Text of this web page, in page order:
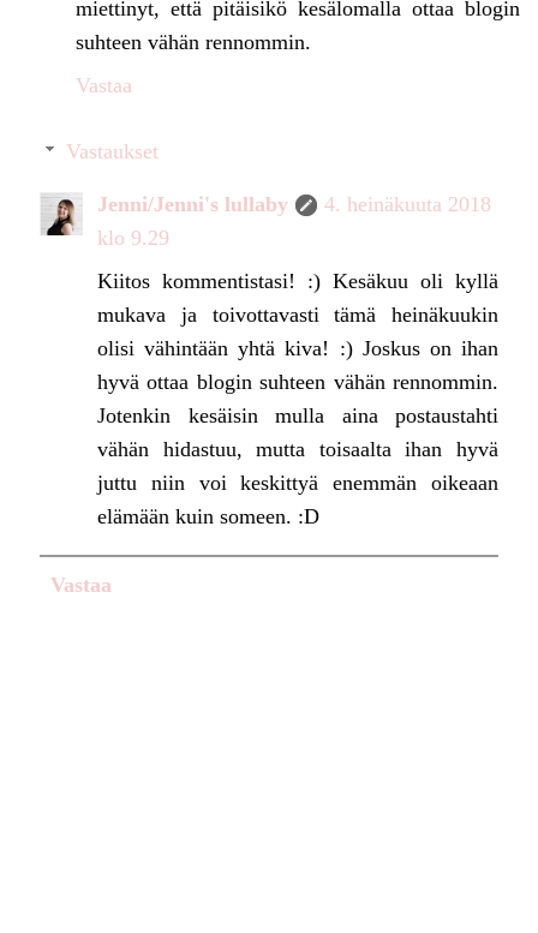
miettinyt, että pitäisikö kesälomalla ottaa blogin
suhteen vähän rennommin.
Vastaa
Vastaukset
Jenni/Jenni's lullaby
4. heinäkuuta 2018
klo 9.29
Kiitos kommentistasi! :) Kesäkuu oli kyllä
mukava ja toivottavasti tämä heinäkuukin
olisi vähintään yhtä kiva! :) Joskus on ihan
hyvä ottaa blogin suhteen vähän rennommin.
Jotenkin kesäisin mulla aina postaustahti
vähän hidastuu, mutta toisaalta ihan hyvä
juttu niin voi keskittyä enemmän oikeaan
elämään kuin someen. :D
Vastaa